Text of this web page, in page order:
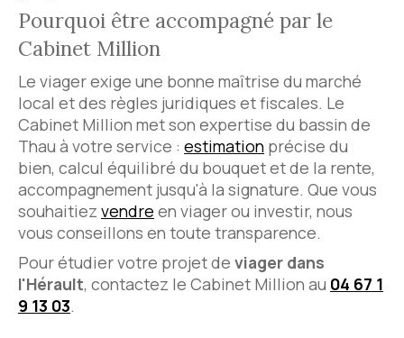
Pourquoi être accompagné par le
Cabinet Million
Le viager exige une bonne maîtrise du marché
local et des règles juridiques et fiscales. Le
Cabinet Million met son expertise du bassin de
Thau à votre service : estimation précise du
bien, calcul équilibré du bouquet et de la rente,
accompagnement jusqu'à la signature. Que vous
souhaitiez vendre en viager ou investir, nous
vous conseillons en toute transparence.
Pour étudier votre projet de viager dans
l'Hérault, contactez le Cabinet Million au 04 67 1
9 13 03.